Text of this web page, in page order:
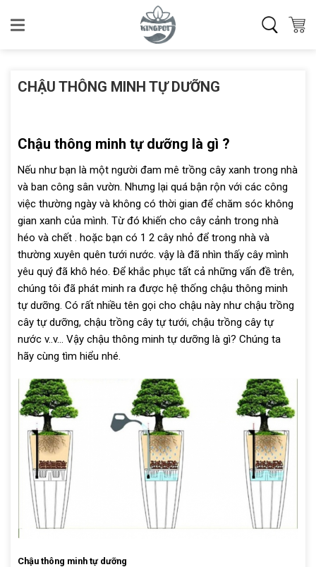
CHẬU THÔNG MINH TỰ DƯỠNG
Chậu thông minh tự dưỡng là gì ?
Nếu như bạn là một người đam mê trồng cây xanh trong nhà
và ban công sân vườn. Nhưng lại quá bận rộn với các công
việc thường ngày và không có thời gian để chăm sóc không
gian xanh của mình. Từ đó khiến cho cây cảnh trong nhà
héo và chết . hoặc bạn có 1 2 cây nhỏ để trong nhà và
thường xuyên quên tưới nước. vậy là đã nhìn thấy cây mình
yêu quý đã khô héo. Để khắc phục tất cả những vấn đề trên,
chúng tôi đã phát minh ra được hệ thống chậu thông minh
tự dưỡng. Có rất nhiều tên gọi cho chậu này như chậu trồng
cây tự dưỡng, chậu trồng cây tự tưới, chậu trồng cây tự
nước v..v… Vậy chậu thông minh tự dưỡng là gì? Chúng ta
hãy cùng tìm hiểu nhé.
Chậu thông minh tự dưỡng